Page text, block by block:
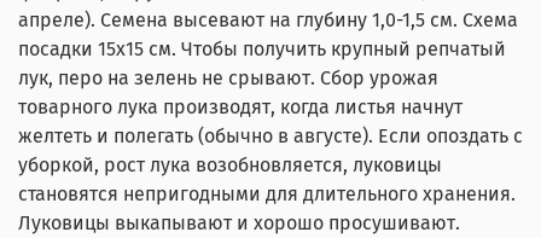
апреле). Семена высевают на глубину 1,0-1,5 см. Схема
посадки 15х15 см. Чтобы получить крупный репчатый
лук, перо на зелень не срывают. Сбор урожая
товарного лука производят, когда листья начнут
желтеть и полегать (обычно в августе). Если опоздать с
уборкой, рост лука возобновляется, луковицы
становятся непригодными для длительного хранения.
Луковицы выкапывают и хорошо просушивают.